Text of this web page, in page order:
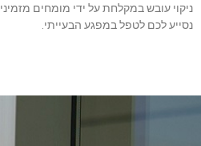
ניקוי עובש במקלחת על ידי מומחים
נסייע לכם לטפל במפגע הבעייתי.